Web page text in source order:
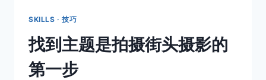
SKILLS · 技巧
找到主题是拍摄街头摄影的
第一步